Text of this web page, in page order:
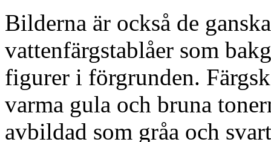
Bilderna är också de
vattenfärgstablåer som
figurer i förgrunden.
varma gula och bruna
avbildad som gråa och